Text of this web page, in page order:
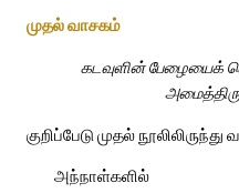
முதல் வாசகம்
கடவுளின் பேழையைக்
குறிப்பேடு முதல்
அந்நாள்களில்